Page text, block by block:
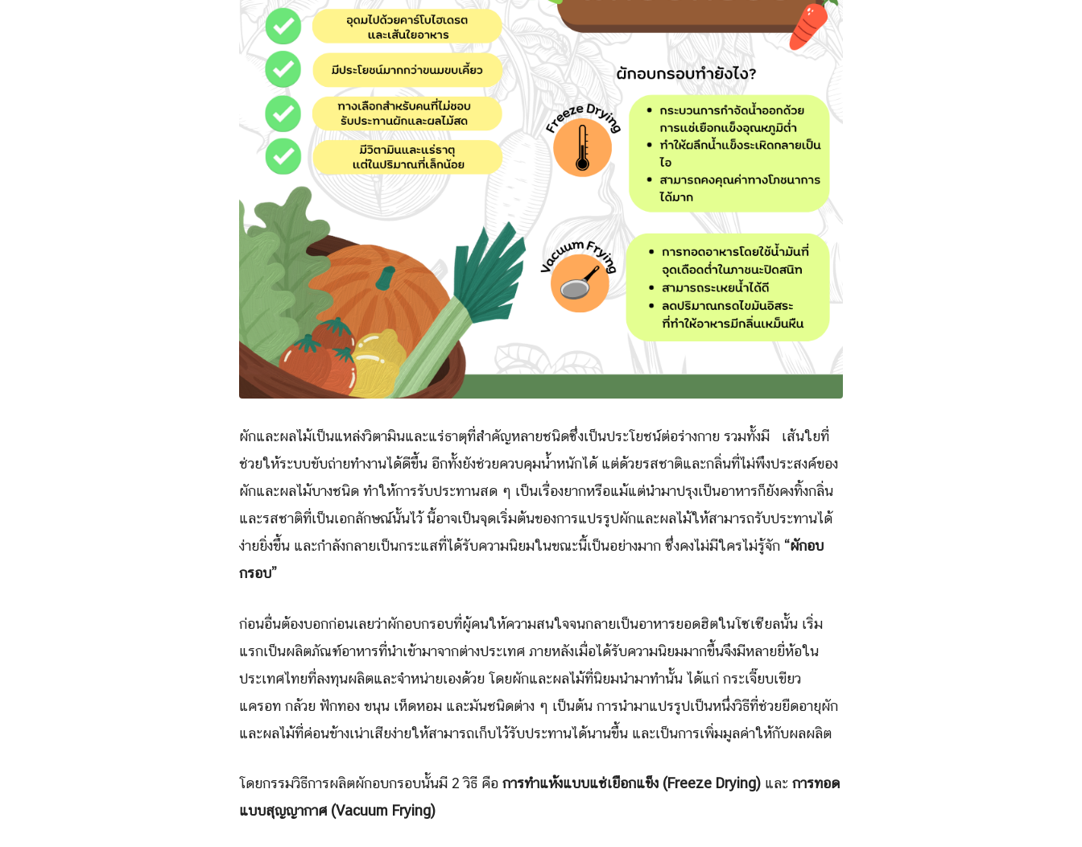
ผักและผลไม้เป็นแหล่งวิตามินและแร่ธาตุที่สำคัญหลายชนิดซึ่งเป็นประโยชน์ต่อร่างกาย รวมทั้งมี เส้นใยที่
ช่วยให้ระบบขับถ่ายทำงานได้ดีขึ้น อีกทั้งยังช่วยควบคุมน้ำหนักได้ แต่ด้วยรสชาติและกลิ่นที่ไม่พึงประสงค์ของ
ผักและผลไม้บางชนิด ทำให้การรับประทานสด ๆ เป็นเรื่องยากหรือแม้แต่นำมาปรุงเป็นอาหารก็ยังคงทิ้งกลิ่น
และรสชาติที่เป็นเอกลักษณ์นั้นไว้ นี้อาจเป็นจุดเริ่มต้นของการแปรรูปผักและผลไม้ให้สามารถรับประทานได้
ง่ายยิ่งขึ้น และกำลังกลายเป็นกระแสที่ได้รับความนิยมในขณะนี้เป็นอย่างมาก ซึ่งคงไม่มีใครไม่รู้จัก “ผักอบ
กรอบ”
ก่อนอื่นต้องบอกก่อนเลยว่าผักอบกรอบที่ผู้คนให้ความสนใจจนกลายเป็นอาหารยอดฮิตในโซเซียลนั้น เริ่ม
แรกเป็นผลิตภัณฑ์อาหารที่นำเข้ามาจากต่างประเทศ ภายหลังเมื่อได้รับความนิยมมากขึ้นจึงมีหลายยี่ห้อใน
ประเทศไทยที่ลงทุนผลิตและจำหน่ายเองด้วย โดยผักและผลไม้ที่นิยมนำมาทำนั้น ได้แก่ กระเจี๊ยบเขียว
แครอท กล้วย ฟักทอง ขนุน เห็ดหอม และมันชนิดต่าง ๆ เป็นต้น การนำมาแปรรูปเป็นหนึ่งวิธีที่ช่วยยืดอายุผัก
และผลไม้ที่ค่อนข้างเน่าเสียง่ายให้สามารถเก็บไว้รับประทานได้นานขึ้น และเป็นการเพิ่มมูลค่าให้กับผลผลิต
โดยกรรมวิธีการผลิตผักอบกรอบนั้นมี 2 วิธี คือ การทำแห้งแบบแช่เยือกแข็ง (Freeze Drying) และ การทอด
แบบสุญญากาศ (Vacuum Frying)